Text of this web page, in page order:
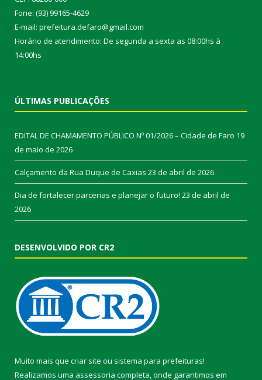
Fone: (93) 99165-4629
E-mail: prefeitura.defaro@gmail.com
Horário de atendimento: De segunda a sexta as 08:00hs à
14:00hs
ÚLTIMAS PUBLICAÇÕES
EDITAL DE CHAMAMENTO PÚBLICO Nº 01/2026 – Cidade de Faro 19
de maio de 2026
Calçamento da Rua Duque de Caxias 23 de abril de 2026
Dia de fortalecer parcerias e planejar o futuro! 23 de abril de
2026
DESENVOLVIDO POR CR2
Muito mais que criar site ou sistema para prefeituras!
Realizamos uma assessoria completa, onde garantimos em